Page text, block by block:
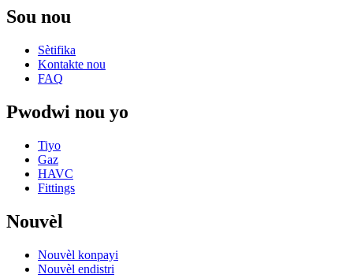
Sou nou
Sètifika
Kontakte nou
FAQ
Pwodwi nou yo
Tiyo
Gaz
HAVC
Fittings
Nouvèl
Nouvèl konpayi
Nouvèl endistri